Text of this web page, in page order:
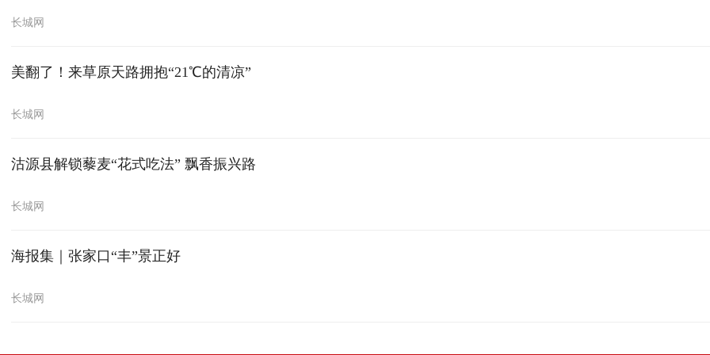
长城网
美翻了！来草原天路拥抱“21℃的清凉”
长城网
沽源县解锁藜麦“花式吃法” 飘香振兴路
长城网
海报集｜张家口“丰”景正好
长城网